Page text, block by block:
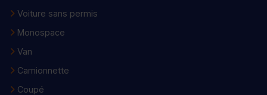
Voiture sans permis
Monospace
Van
Camionnette
Coupé